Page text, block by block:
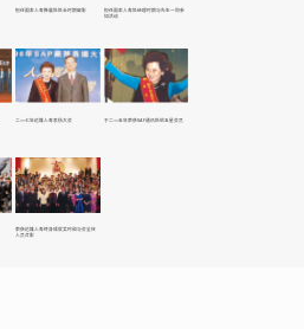
担任国泰人寿推展处处长时期留影
担任国泰人寿处经理时期与先生一同参
加活动
二○○七年远雄人寿表扬大会 于二○○五年荣获SAP通讯处组五星会员
荣获远雄人寿终身成就奖时和与会全体
人员合影